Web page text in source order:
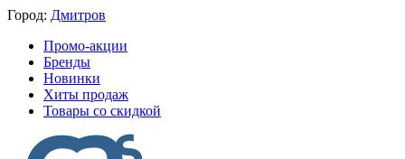
Город: Дмитров
Промо-акции
Бренды
Новинки
Хиты продаж
Товары со скидкой